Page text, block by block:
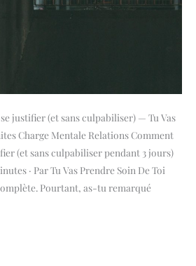
justifier (et sans culpabiliser) — Tu Vas
Charge Mentale Relations Comment
(et sans culpabiliser pendant 3 jours)
· Par Tu Vas Prendre Soin De Toi
Pourtant, as-tu remarqué